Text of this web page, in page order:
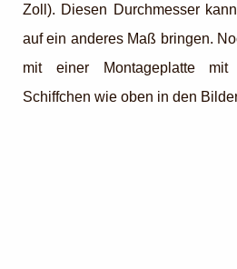
Zoll). Diesen Durchmesser
auf ein anderes Maß bringen.
mit einer Montageplatte
Schiffchen wie oben in den